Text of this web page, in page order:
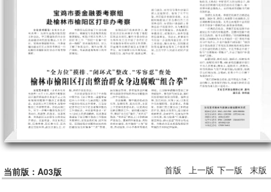
当前版：A03版 首版 上一版 下一版 末版